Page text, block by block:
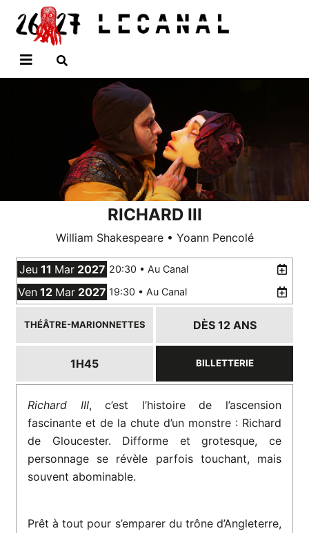
contenu
principal
RICHARD III
William Shakespeare • Yoann Pencolé
Jeu 11 Mar 2027 20:30 •Au Canal
Ven 12 Mar 2027 19:30 •Au Canal
THÉÂTRE-MARIONNETTES DÈS 12 ANS
1H45 BILLETTERIE
Richard III, c’est l’histoire de l’ascension
fascinante et de la chute d’un monstre : Richard
de Gloucester. Difforme et grotesque, ce
personnage se révèle parfois touchant, mais
souvent abominable.
Prêt à tout pour s’emparer du trône d’Angleterre,
Panneau de gestion des cookies